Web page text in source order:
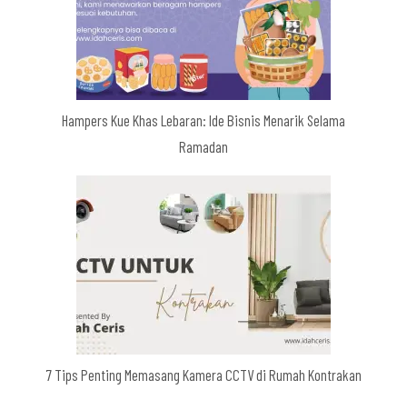
Hampers Kue Khas Lebaran: Ide Bisnis Menarik Selama
Ramadan
7 Tips Penting Memasang Kamera CCTV di Rumah Kontrakan